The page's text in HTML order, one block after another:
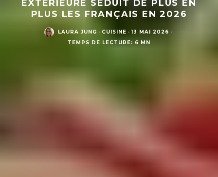
EXTÉRIEURE SÉDUIT DE PLUS EN
PLUS LES FRANÇAIS EN 2026
LAURA JUNG · CUISINE · 13 MAI 2026 ·
TEMPS DE LECTURE: 6 MN